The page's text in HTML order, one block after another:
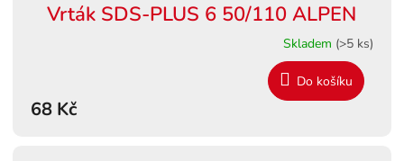
Vrták SDS-PLUS 6 50/110 ALPEN
Skladem (>5 ks)
68 Kč
Do košíku